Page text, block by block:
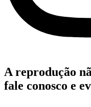
A reprodução
fale conosco e